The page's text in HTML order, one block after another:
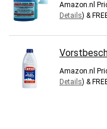
Amazon.nl
Details) &
Amazon.nl
Details) &